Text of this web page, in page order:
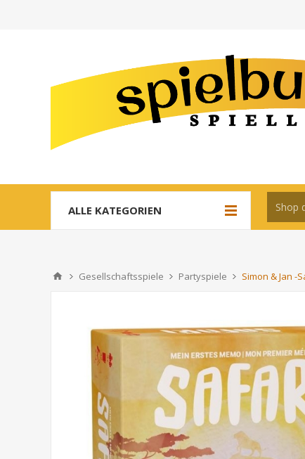
ALLE KATEGORIEN
Gesellschaftsspiele Partyspiele Simon & Jan -